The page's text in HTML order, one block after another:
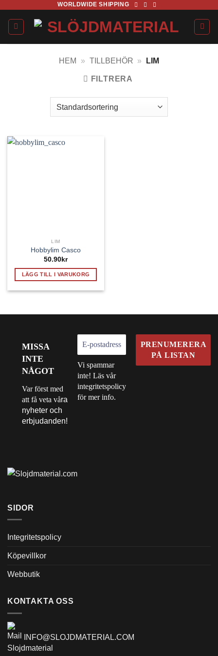
content
WORLDWIDE SHIPPING
HEM » TILLBEHÖR » LIM
FILTRERA
LIM
Hobbylim Casco
50.90 kr
LÄGG TILL I VARUKORG
MISSA
INTE
NÅGOT
Var först med
att få veta våra
nyheter och
erbjudanden!
Vi spammar
inte! Läs vår
integritetspolicy
för mer info.
SIDOR
Integritetspolicy
Köpevillkor
Webbutik
KONTAKTA OSS
INFO@SLOJDMATERIAL.COM